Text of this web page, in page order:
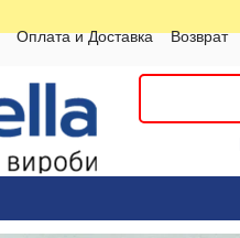
Оплата и Доставка Возврат